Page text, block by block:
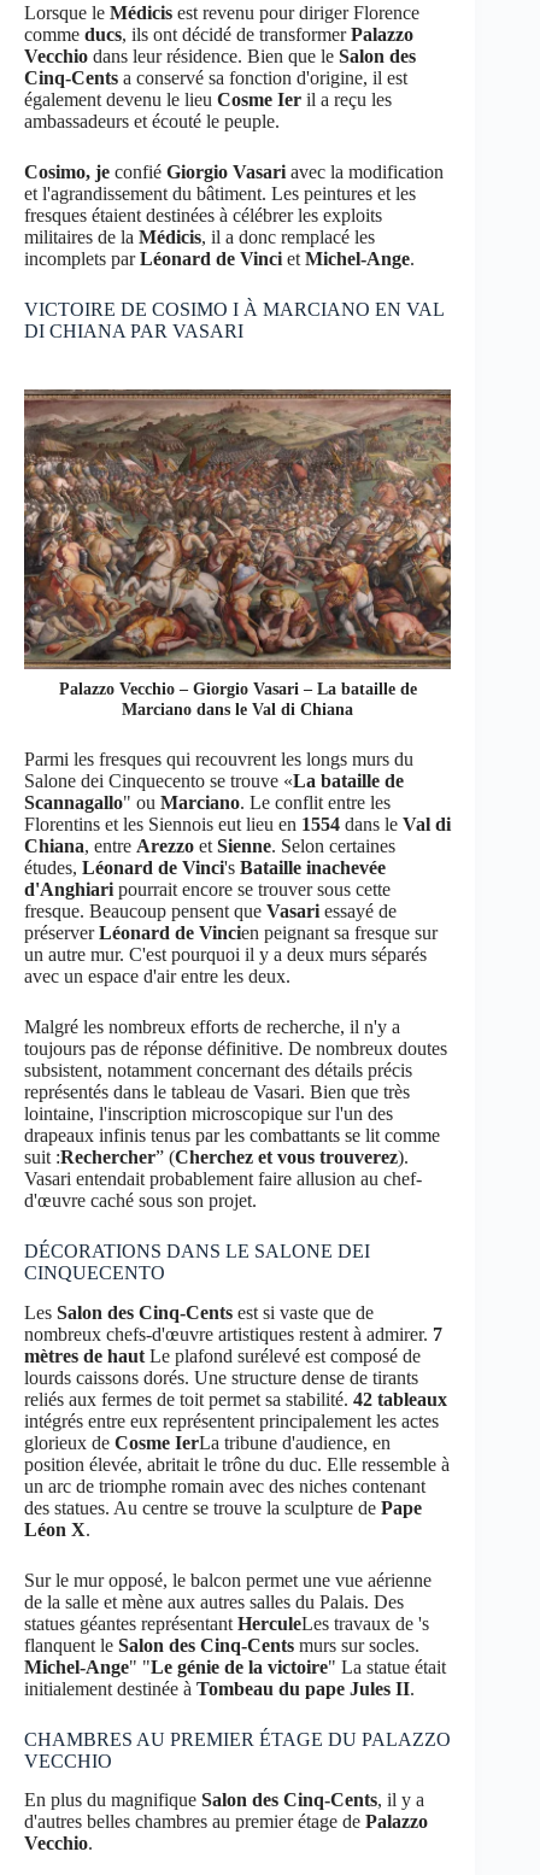
Lorsque le Médicis est revenu pour diriger Florence
comme ducs, ils ont décidé de transformerPalazzo
Vecchio dans leur résidence. Bien que le Salon des
Cinq-Cents a conservé sa fonction d'origine, il est
également devenu le lieu Cosme Ier il a reçu les
ambassadeurs et écouté le peuple.
Cosimo, je confié Giorgio Vasari avec la modification
et l'agrandissement du bâtiment. Les peintures et les
fresques étaient destinées à célébrer les exploits
militaires de la Médicis, il a donc remplacé les
incomplets parLéonard de Vinci et Michel-Ange.
VICTOIRE DE COSIMO I À MARCIANO EN VAL
DI CHIANA PAR VASARI
Palazzo Vecchio – Giorgio Vasari – La bataille de
Marciano dans le Val di Chiana
Parmi les fresques qui recouvrent les longs murs du
Salone dei Cinquecento se trouve «La bataille de
Scannagallo" ou Marciano. Le conflit entre les
Florentins et les Siennois eut lieu en 1554 dans le Val di
Chiana, entre Arezzo et Sienne. Selon certaines
études, Léonard de Vinci's Bataille inachevée
d'Anghiari pourrait encore se trouver sous cette
fresque. Beaucoup pensent que Vasari essayé de
préserverLéonard de Vincien peignant sa fresque sur
un autre mur. C'est pourquoi il y a deux murs séparés
avec un espace d'air entre les deux.
Malgré les nombreux efforts de recherche, il n'y a
toujours pas de réponse définitive. De nombreux doutes
subsistent, notamment concernant des détails précis
représentés dans le tableau de Vasari. Bien que très
lointaine, l'inscription microscopique sur l'un des
drapeaux infinis tenus par les combattants se lit comme
suit :Rechercher” (Cherchez et vous trouverez).
Vasari entendait probablement faire allusion au chef-
d'œuvre caché sous son projet.
DÉCORATIONS DANS LE SALONE DEI
CINQUECENTO
Les Salon des Cinq-Cents est si vaste que de
nombreux chefs-d'œuvre artistiques restent à admirer. 7
mètres de haut Le plafond surélevé est composé de
lourds caissons dorés. Une structure dense de tirants
reliés aux fermes de toit permet sa stabilité. 42 tableaux
intégrés entre eux représentent principalement les actes
glorieux de Cosme IerLa tribune d'audience, en
position élevée, abritait le trône du duc. Elle ressemble à
un arc de triomphe romain avec des niches contenant
des statues. Au centre se trouve la sculpture de Pape
Léon X.
Sur le mur opposé, le balcon permet une vue aérienne
de la salle et mène aux autres salles du Palais. Des
statues géantes représentant HerculeLes travaux de 's
flanquent le Salon des Cinq-Cents murs sur socles.
Michel-Ange" "Le génie de la victoire" La statue était
initialement destinée à Tombeau du pape Jules II.
CHAMBRES AU PREMIER ÉTAGE DU PALAZZO
VECCHIO
En plus du magnifique Salon des Cinq-Cents, il y a
d'autres belles chambres au premier étage de Palazzo
Vecchio.